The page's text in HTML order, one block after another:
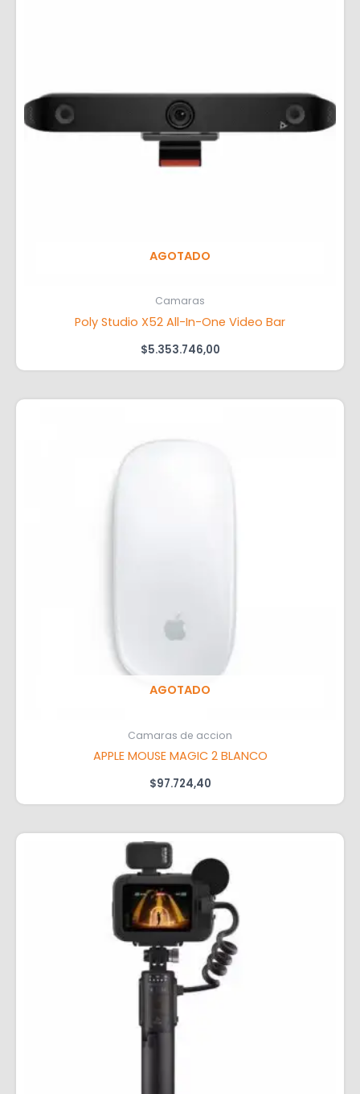
AGOTADO
Camaras
Poly Studio X52 All-In-One Video Bar
$5.353.746,00
AGOTADO
Camaras de accion
APPLE MOUSE MAGIC 2 BLANCO
$97.724,40